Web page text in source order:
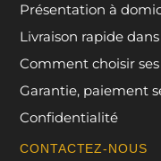
Présentation à
Livraison rapide
Comment choisir
Garantie, paiement
Confidentialité
CONTACTEZ-NOUS